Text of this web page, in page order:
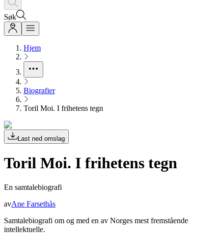
Søk
Hjem
Biografier
Toril Moi. I frihetens tegn
Last ned omslag
Toril Moi. I frihetens tegn
En samtalebiografi
avAne Farsethås
Samtalebiografi om og med en av Norges mest fremstående
intellektuelle.